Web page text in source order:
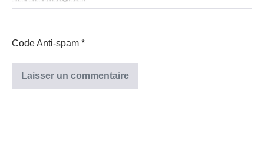
Code Anti-spam *